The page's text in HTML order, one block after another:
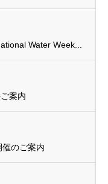
Water Week...
案内
のご案内